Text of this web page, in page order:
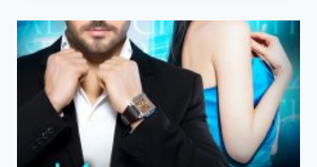
ОТНИМУ
(ВИОЛЕТТА
СТРАТУЛАТ)